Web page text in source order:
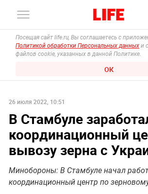
Посещая сайт life.ru, Вы соглашаетесь с
Политикой обработки Персональных данных и
файлов cookie, указанных в данной Политике.
ОК
26 июля 2022, 10:51
В Стамбуле
координационный
вывозу зерна с
Минобороны: В Стамбуле начал
координационный центр по